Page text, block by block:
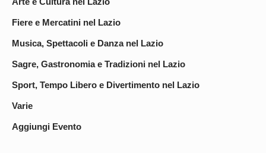
Fiere e Mercatini nel Lazio
Musica, Spettacoli e Danza nel Lazio
Sagre, Gastronomia e Tradizioni nel Lazio
Sport, Tempo Libero e Divertimento nel Lazio
Varie
Aggiungi Evento